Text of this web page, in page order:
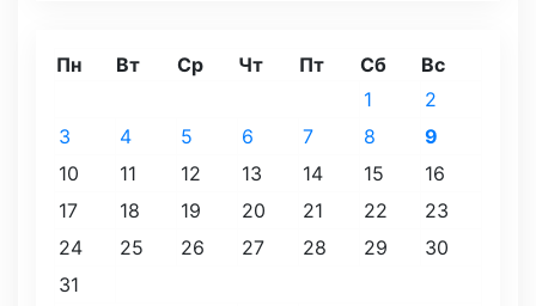
Пн Вт Ср Чт Пт Сб Вс
1
2
3
4 5 6 7 8
9
10
11 12 13 14 15
16
17
18 19 20 21 22
23
24
25 26 27 28 29
30
31